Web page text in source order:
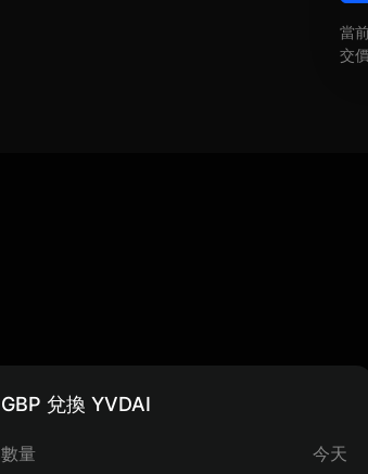
當
交
GBP 兌換 YVDAI
數量 今天